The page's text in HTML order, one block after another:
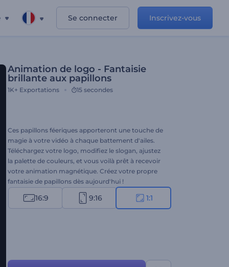
Se connecter Inscrivez-vous
Animation de logo - Fantaisie
brillante aux papillons
1K+ Exportations 15 secondes
Ces papillons féeriques apporteront une touche de
magie à votre vidéo à chaque battement d'ailes.
Téléchargez votre logo, modifiez le slogan, ajustez
la palette de couleurs, et vous voilà prêt à recevoir
votre animation magnétique. Créez votre propre
fantaisie de papillons dès aujourd'hui !
16:9 9:16 1:1